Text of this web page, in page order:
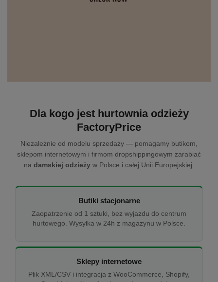
Dla kogo jest hurtownia odzieży
FactoryPrice
Niezależnie od modelu sprzedaży — pomagamy butikom,
sklepom internetowym i firmom dropshippingowym zarabiać
na damskiej odzieży w Polsce i całej Unii Europejskiej.
Butiki stacjonarne
Zaopatrzenie od 1 sztuki, bez wyjazdu do centrum
hurtowego. Wysyłka w 24h z magazynu w Polsce.
Sklepy internetowe
Plik XML/CSV i integracja z WooCommerce, Shopify,